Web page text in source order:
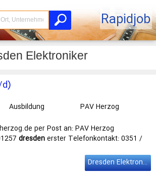
Rapidjob
Elektroniker
Ausbildung
PAV Herzog
per Post an: PAV Herzog
dresdenerster Telefonkontakt: 0351 /
Berufsausbildung alsElektroniker/
Kenntnis KNX, Automation,
Dresden Elektroniker